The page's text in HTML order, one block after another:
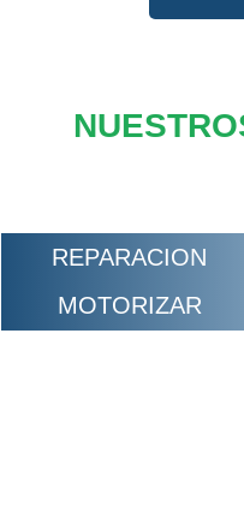
REPARACION
MOTORIZAR